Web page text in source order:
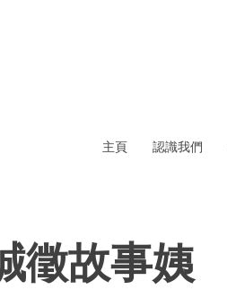
主頁 認識我們
徵故事姨